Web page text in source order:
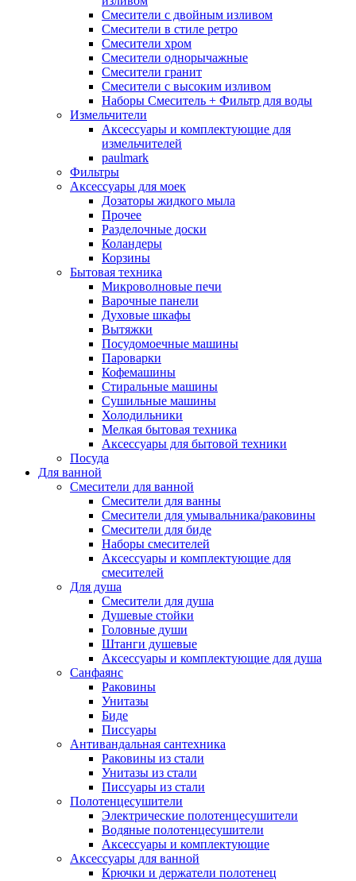
Смесители с двойным изливом
Смесители в стиле ретро
Смесители хром
Смесители однорычажные
Смесители гранит
Смесители с высоким изливом
Наборы Смеситель + Фильтр для воды
Измельчители
Аксессуары и комплектующие для
измельчителей
paulmark
Фильтры
Аксессуары для моек
Дозаторы жидкого мыла
Прочее
Разделочные доски
Коландеры
Корзины
Бытовая техника
Микроволновые печи
Варочные панели
Духовые шкафы
Вытяжки
Посудомоечные машины
Пароварки
Кофемашины
Стиральные машины
Сушильные машины
Холодильники
Мелкая бытовая техника
Аксессуары для бытовой техники
Посуда
Для ванной
Смесители для ванной
Смесители для ванны
Смесители для умывальника/раковины
Смесители для биде
Наборы смесителей
Аксессуары и комплектующие для
смесителей
Для душа
Смесители для душа
Душевые стойки
Головные души
Штанги душевые
Аксессуары и комплектующие для душа
Санфаянс
Раковины
Унитазы
Биде
Писсуары
Антивандальная сантехника
Раковины из стали
Унитазы из стали
Писсуары из стали
Полотенцесушители
Электрические полотенцесушители
Водяные полотенцесушители
Аксессуары и комплектующие
Аксессуары для ванной
Крючки и держатели полотенец